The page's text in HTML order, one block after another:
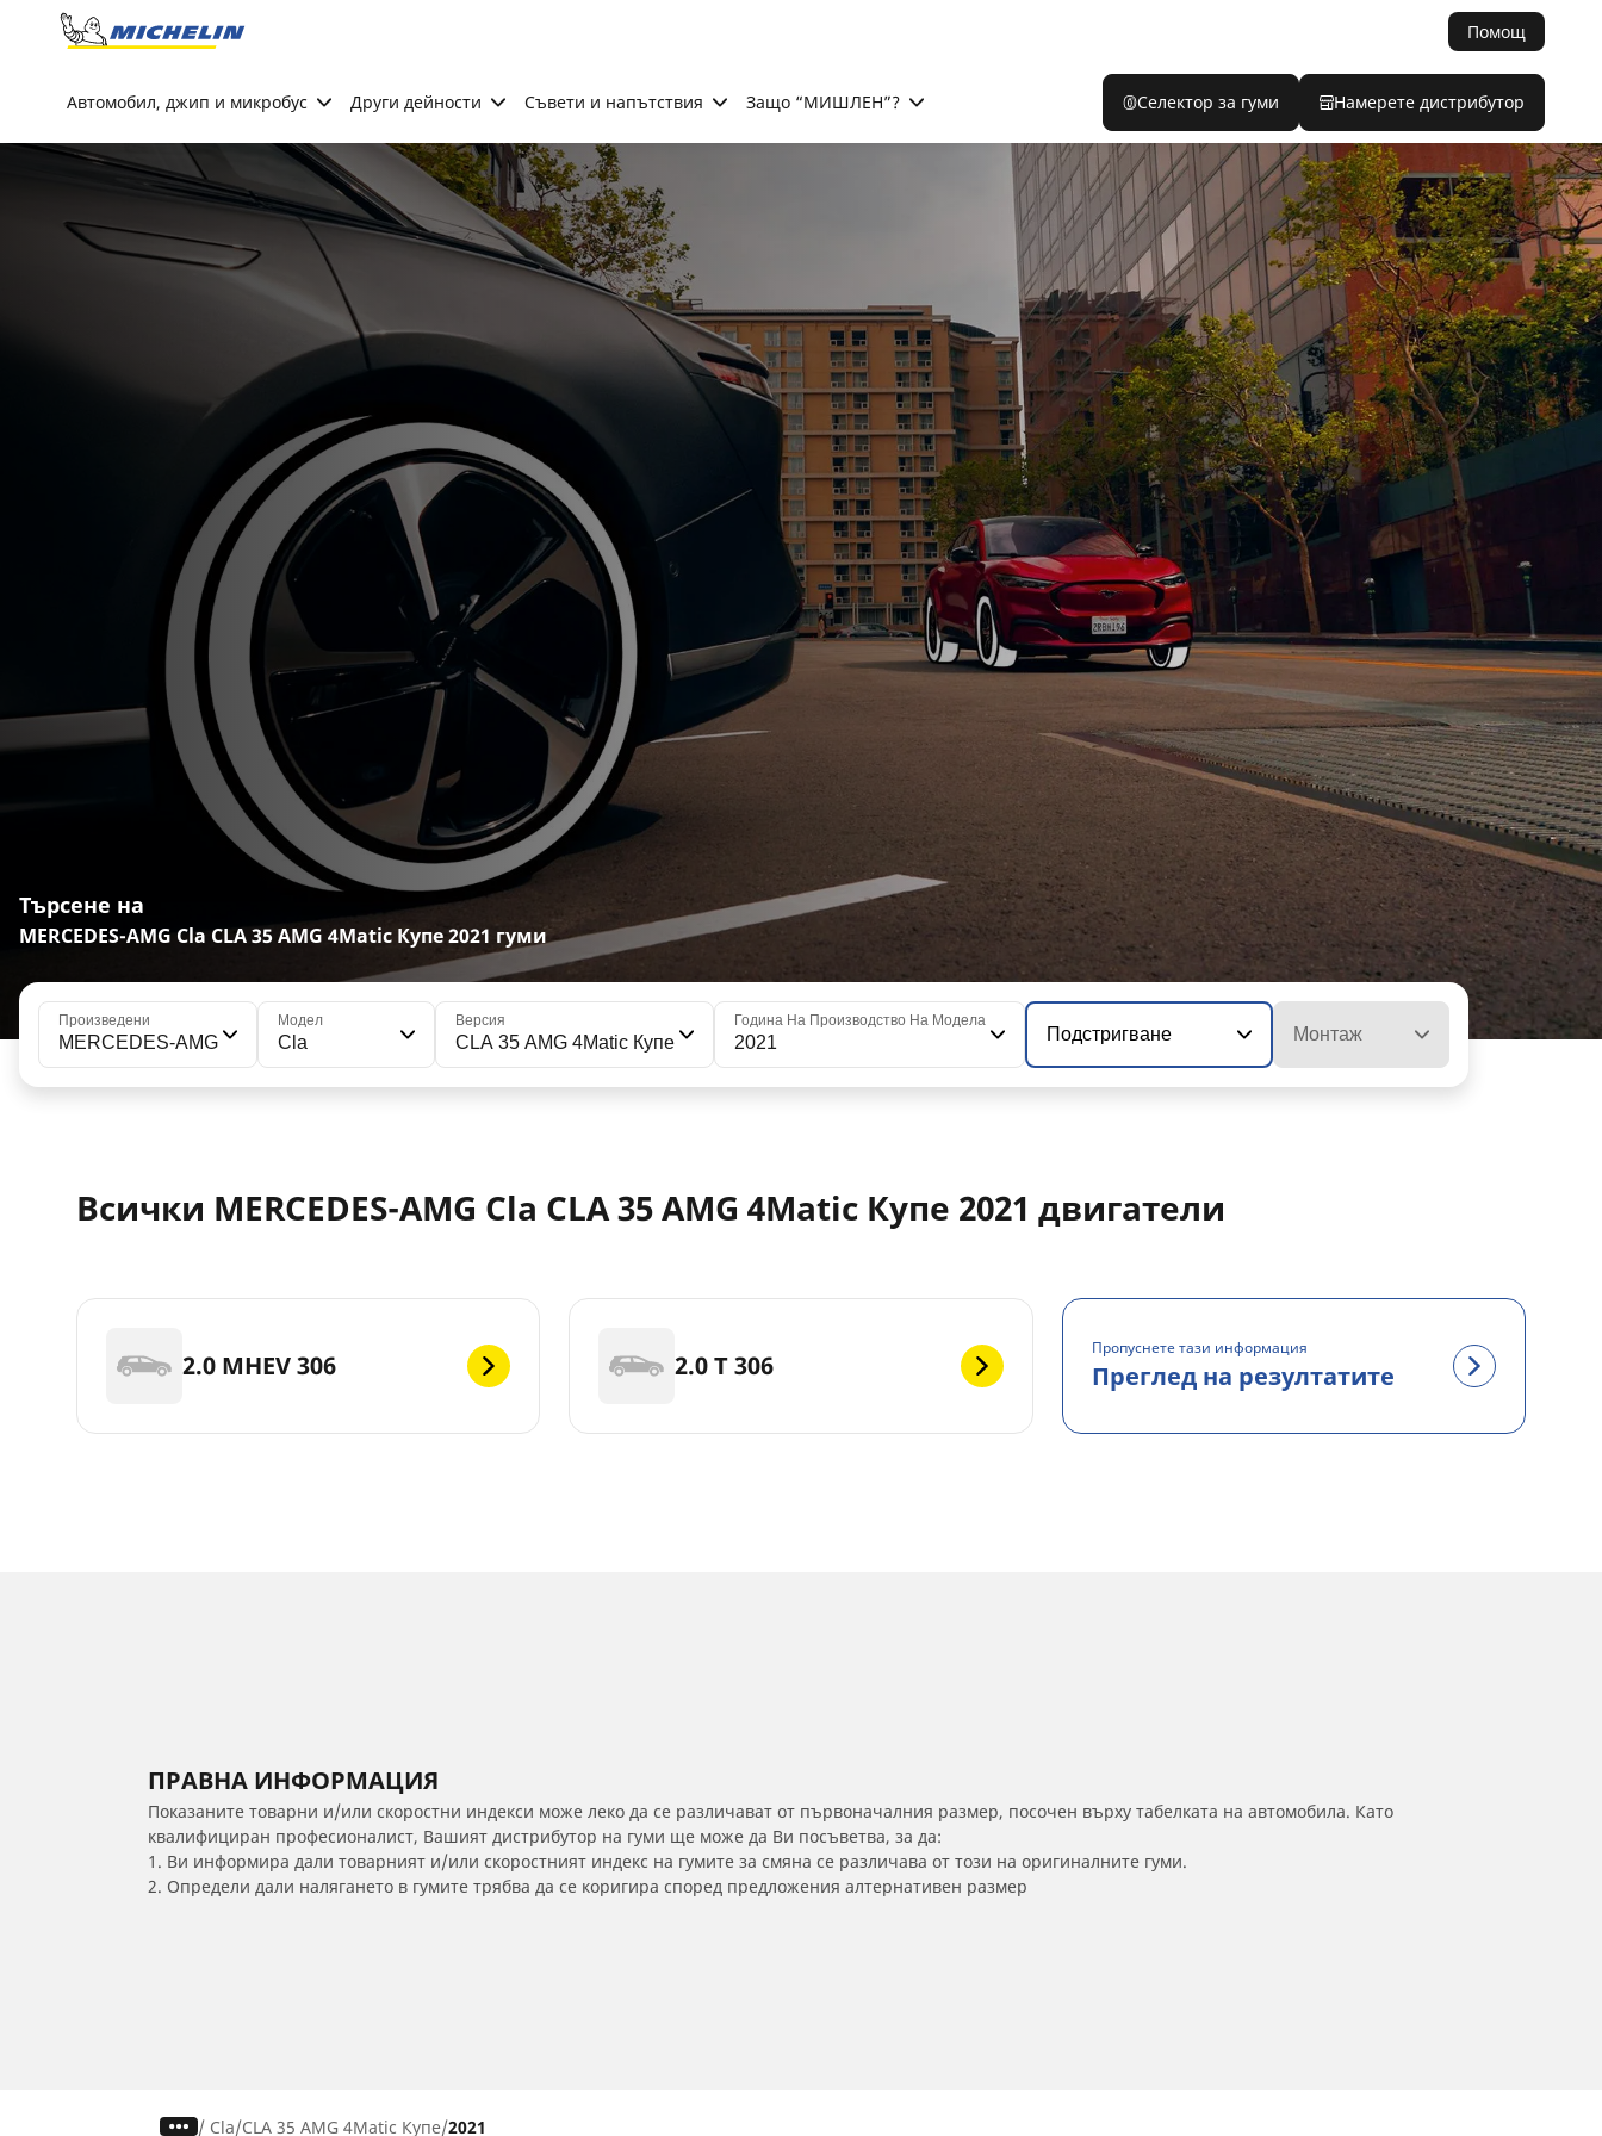
Go to page content
Помощ
Автомобил, джип и микробус Други дейности Съвети и напътствия Защо “МИШЛЕН”? Селектор за гуми Намерете дистрибутор
Търсене на
MERCEDES-AMG Cla CLA 35 AMG 4Matic Купе 2021 гуми
Произведени
MERCEDES-AMG
Модел
Cla
Версия
CLA 35 AMG 4Matic Купе
Година На Производство На Модела
2021 Подстригване Монтаж
Всички MERCEDES-AMG Cla CLA 35 AMG 4Matic Купе 2021 двигатели
2.0 MHEV 306 2.0 T 306
Пропуснете тази информация
Преглед на резултатите
ПРАВНА ИНФОРМАЦИЯ
Показаните товарни и/или скоростни индекси може леко да се различават от първоначалния размер, посочен върху табелката на автомобила. Като
квалифициран професионалист, Вашият дистрибутор на гуми ще може да Ви посъветва, за да:
1. Ви информира дали товарният и/или скоростният индекс на гумите за смяна се различава от този на оригиналните гуми.
2. Определи дали налягането в гумите трябва да се коригира според предложения алтернативен размер
/ Cla CLA 35 AMG 4Matic Купе 2021